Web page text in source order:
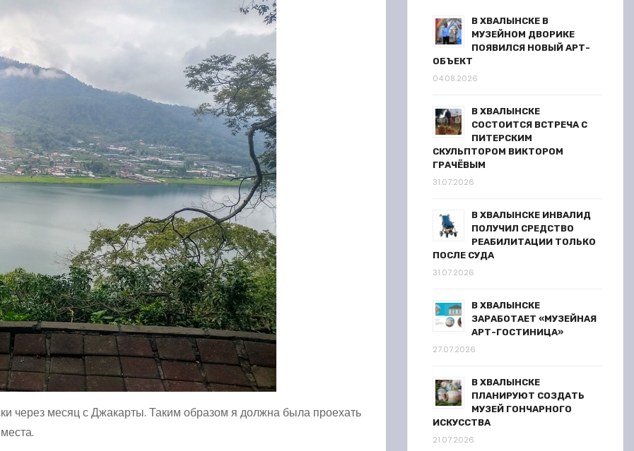
через месяц с Джакарты. Таким образом я должна была проехать
В ХВАЛЫНСКЕ В
МУЗЕЙНОМ ДВОРИКЕ
ПОЯВИЛСЯ НОВЫЙ АРТ-
ОБЪЕКТ
04.08.2026
В ХВАЛЫНСКЕ
СОСТОИТСЯ ВСТРЕЧА С
ПИТЕРСКИМ
СКУЛЬПТОРОМ ВИКТОРОМ
ГРАЧЁВЫМ
31.07.2026
В ХВАЛЫНСКЕ ИНВАЛИД
ПОЛУЧИЛ СРЕДСТВО
РЕАБИЛИТАЦИИ ТОЛЬКО
ПОСЛЕ СУДА
31.07.2026
В ХВАЛЫНСКЕ
ЗАРАБОТАЕТ «МУЗЕЙНАЯ
АРТ-ГОСТИНИЦА»
27.07.2026
В ХВАЛЫНСКЕ
ПЛАНИРУЮТ СОЗДАТЬ
МУЗЕЙ ГОНЧАРНОГО
ИСКУССТВА
21.07.2026